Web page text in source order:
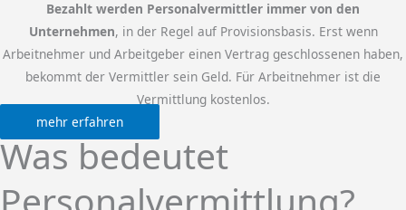
Bezahlt werden Personalvermittler immer von den
Unternehmen, in der Regel auf Provisionsbasis. Erst wenn
Arbeitnehmer und Arbeitgeber einen Vertrag geschlossenen haben,
bekommt der Vermittler sein Geld. Für Arbeitnehmer ist die
Vermittlung kostenlos.
mehr erfahren
Was bedeutet